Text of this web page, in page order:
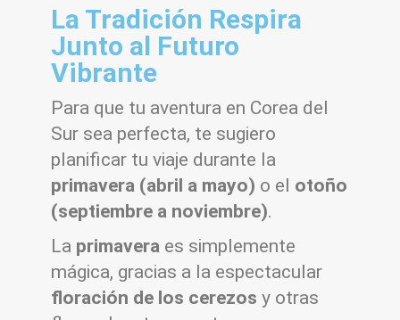
La Tradición Respira
Junto al Futuro
Vibrante
Para que tu aventura en Corea del
Sur sea perfecta, te sugiero
planificar tu viaje durante la
primavera (abril a mayo) o el otoño
(septiembre a noviembre).
La primavera es simplemente
mágica, gracias a la espectacular
floración de los cerezos y otras